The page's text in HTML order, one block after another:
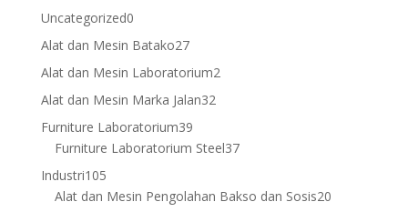
products
Uncategorized00
products
Alat dan Mesin Batako2727
products
Alat dan Mesin Laboratorium22
Alat dan Mesin Marka Jalan3232
Furniture Laboratorium3939
products
Furniture Laboratorium Steel3737
Industri105105
products
Alat dan Mesin Pengolahan Bakso dan Sosis2020